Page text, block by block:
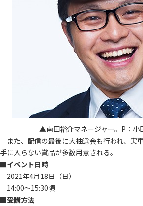
▲南田裕介マネージャー。P：小
また、配信の最後に大抽選会も行われ、実
手に入らない賞品が多数用意される。
■イベント日時
2021年4月18日（日）
14:00～15:30頃
■受講方法